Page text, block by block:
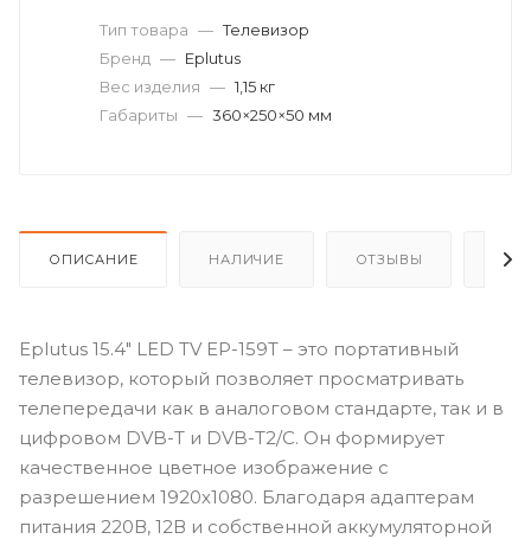
Тип товара — Телевизор
Бренд — Eplutus
Вес изделия — 1,15 кг
Габариты — 360×250×50 мм
ОПИСАНИЕ НАЛИЧИЕ ОТЗЫВЫ
Eplutus 15.4" LED TV EP-159T – это портативный
телевизор, который позволяет просматривать
телепередачи как в аналоговом стандарте, так и в
цифровом DVB-T и DVB-T2/C. Он формирует
качественное цветное изображение с
разрешением 1920х1080. Благодаря адаптерам
питания 220В, 12В и собственной аккумуляторной